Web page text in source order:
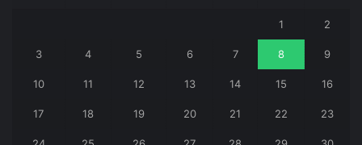
1 2
3 4 5 6 7 8 9
10 11 12 13 14 15 16
17 18 19 20 21 22 23